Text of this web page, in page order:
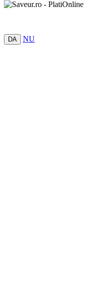
DA NU